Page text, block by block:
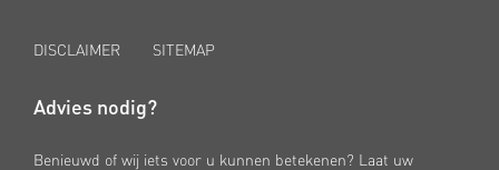
DISCLAIMER SITEMAP
Advies nodig?
Benieuwd of wij iets voor u kunnen betekenen? Laat uw